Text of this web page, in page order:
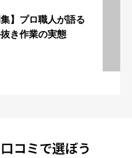
】プロ職人が語る
き作業の実態
コミで選ぼう